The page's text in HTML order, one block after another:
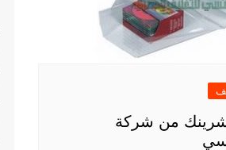
من شركة